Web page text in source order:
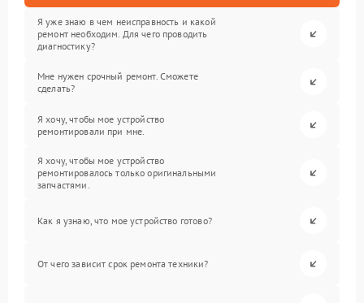
Я уже знаю в чем неисправность и какой
ремонт необходим. Для чего проводить
диагностику?
Мне нужен срочный ремонт. Сможете
сделать?
Я хочу, чтобы мое устройство
ремонтировали при мне.
Я хочу, чтобы мое устройство
ремонтировалось только оригинальными
запчастями.
Как я узнаю, что мое устройство готово?
От чего зависит срок ремонта техники?